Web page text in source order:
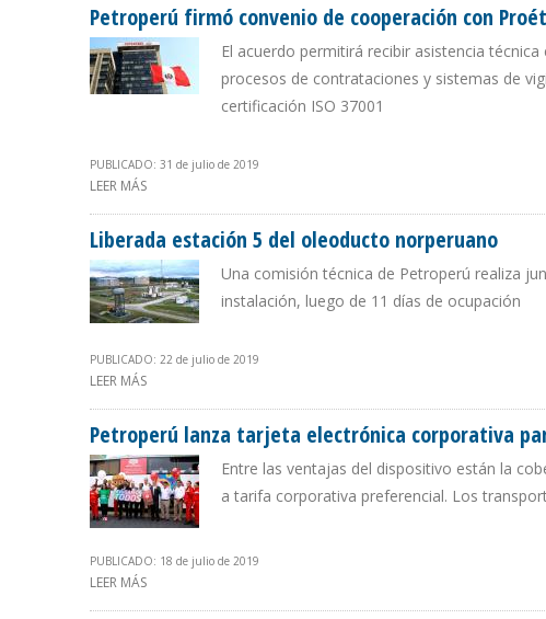
Petroperú firmó convenio de cooperación con
El acuerdo permitirá recibir asistencia
procesos de contrataciones y sistemas de
certificación ISO 37001
PUBLICADO: 31 de julio de 2019
LEER MÁS
Liberada estación 5 del oleoducto norperuano
Una comisión técnica de Petroperú realiza
instalación, luego de 11 días de ocupación
PUBLICADO: 22 de julio de 2019
LEER MÁS
Petroperú lanza tarjeta electrónica corporativa
Entre las ventajas del dispositivo están la
a tarifa corporativa preferencial. Los
PUBLICADO: 18 de julio de 2019
LEER MÁS